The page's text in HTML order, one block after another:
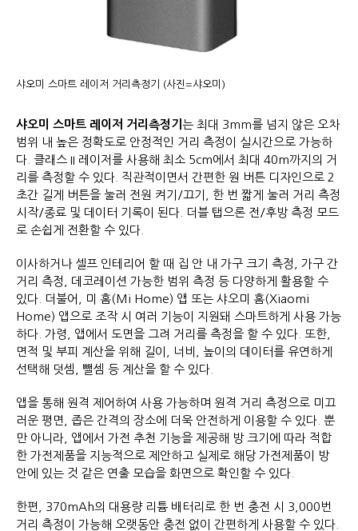
샤오미 스마트 레이저 거리측정기 (사진=샤오미)
샤오미 스마트 레이저 거리측정기 는 최대 3mm를 넘지 않은 오차
범위 내 높은 정확도로 안정적인 거리 측정이 실시간으로 가능하
다. 클래스 II 레이저를 사용해 최소 5cm에서 최대 40m까지의 거
리를 측정할 수 있다. 직관적이면서 간편한 원 버튼 디자인으로 2
초간 길게 버튼을 눌러 전원 켜기/끄기, 한 번 짧게 눌러 거리 측정
시작/종료 및 데이터 기록이 된다. 더블 탭으론 전/후방 측정 모드
로 손쉽게 전환할 수 있다.
이사하거나 셀프 인테리어 할 때 집 안 내 가구 크기 측정, 가구 간
거리 측정, 데코레이션 가능한 범위 측정 등 다양하게 활용할 수
있다. 더불어, 미 홈(Mi Home) 앱 또는 샤오미 홈(Xiaomi
Home) 앱으로 조작 시 여러 기능이 지원돼 스마트하게 사용 가능
하다. 가령, 앱에서 도면을 그려 거리를 측정을 할 수 있다. 또한,
면적 및 부피 계산을 위해 길이, 너비, 높이의 데이터를 유연하게
선택해 덧셈, 뺄셈 등 계산을 할 수 있다.
앱을 통해 원격 제어하여 사용 가능하며 원격 거리 측정으로 미끄
러운 평면, 좁은 간격의 장소에 더욱 안전하게 이용할 수 있다. 뿐
만 아니라, 앱에서 가전 추천 기능을 제공해 방 크기에 따라 적합
한 가전제품을 지능적으로 제안하고 실제로 해당 가전제품이 방
안에 있는 것 같은 연출 모습을 화면으로 확인할 수 있다.
한편, 370mAh의 대용량 리튬 배터리로 한 번 충전 시 3,000번
거리 측정이 가능해 오랫동안 충전 없이 간편하게 사용할 수 있다.